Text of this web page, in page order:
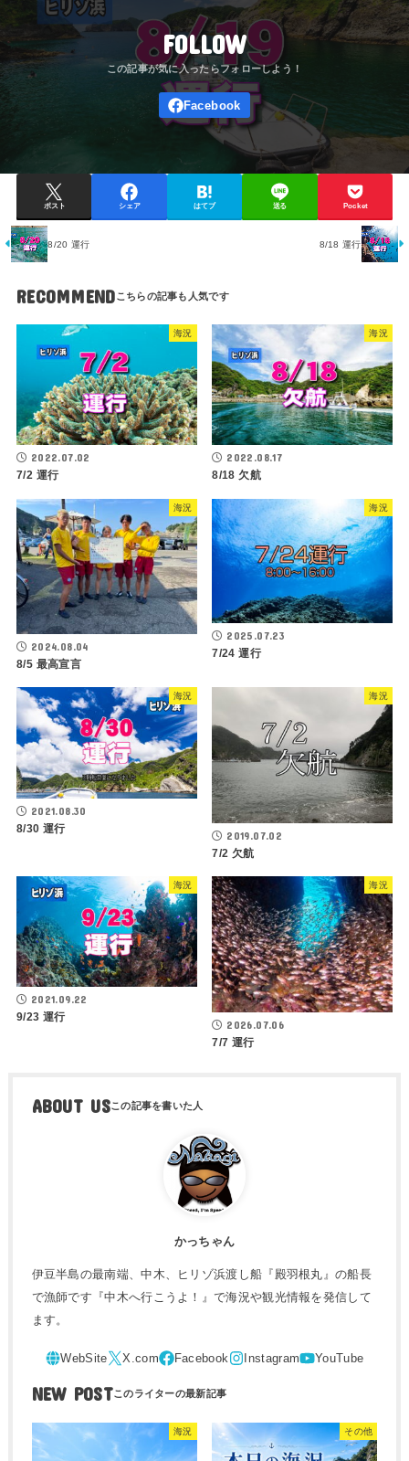
FOLLOW
ポスト シェア はてブ 送る Pocket
8/20 運行 8/18 運行
RECOMMEND
海況
2022.07.02
7/2 運行
海況
2022.08.17
8/18 欠航
海況
2024.08.04
8/5 最高宣言
海況
2025.07.23
7/24 運行
海況
2021.08.30
8/30 運行
海況
2019.07.02
7/2 欠航
海況
2021.09.22
9/23 運行
海況
2026.07.06
7/7 運行
ABOUT US
かっちゃん
伊豆半島の最南端、中木、ヒリゾ浜渡し船『殿羽根丸』の船長
で漁師です『中木へ行こうよ！』で海況や観光情報を発信して
ます。
NEW POST
海況 その他